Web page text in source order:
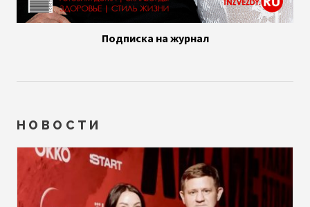
Подписка на журнал
НОВОСТИ